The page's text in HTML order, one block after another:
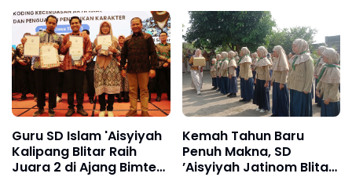
Guru SD Islam 'Aisyiyah
Kalipang Blitar Raih
Juara 2 di Ajang Bimtek
Kemah Tahun Baru
Penuh Makna, SD
’Aisyiyah Jatinom Blitar